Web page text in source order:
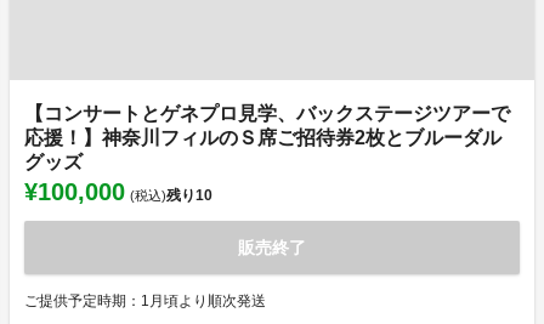
【コンサートとゲネプロ見学、バックステージツアーで
応援！】神奈川フィルのＳ席ご招待券2枚とブルーダル
グッズ
¥100,000 (税込)残り10
販売終了
ご提供予定時期：1月頃より順次発送